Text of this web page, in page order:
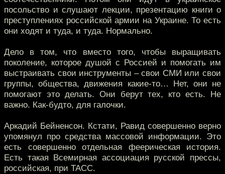
посольство и слушают лекции, презентацию книги о
преступлениях российской армии на Украине. То есть
они ходят и туда, и туда. Нормально.
Дело в том, что вместо того, чтобы выращивать
поколение, которое душой с Россией и помогать им
выстраивать свои инструменты – свои СМИ или свои
группы, общества, движения какие-то… Нет, они не
помогают это делать. Они берут тех, кто есть. Не
важно. Как-будто, для галочки.
Аркадий Бейненсон. Кстати, Равид совершенно верно
упомянул про средства массовой информации. Это
есть совершенно отдельная феерическая история.
Есть такая Всемирная ассоциация русской прессы,
российская, при ТАСС.